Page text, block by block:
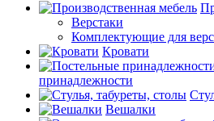
Верстаки
Комплектующие для
Кровати
принадлежности
Вешалки